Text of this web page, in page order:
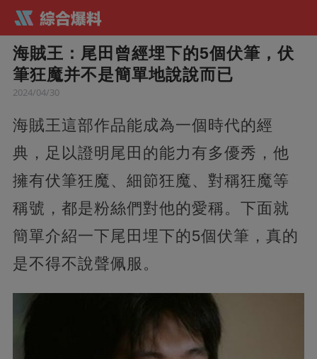
海賊王：尾田曾經埋下的5個伏筆，伏
筆狂魔并不是簡單地說說而已
2024/04/30
海賊王這部作品能成為一個時代的經
典，足以證明尾田的能力有多優秀，他
擁有伏筆狂魔、細節狂魔、對稱狂魔等
稱號，都是粉絲們對他的愛稱。下面就
簡單介紹一下尾田埋下的5個伏筆，真的
是不得不說聲佩服。